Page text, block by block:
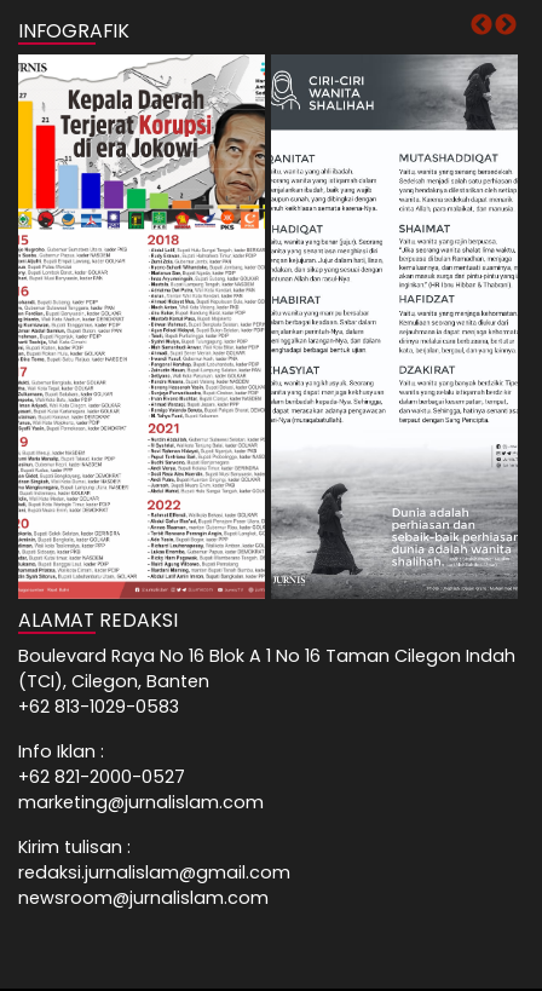
INFOGRAFIK
ALAMAT REDAKSI
Boulevard Raya No 16 Blok A 1 No 16 Taman Cilegon Indah
(TCI), Cilegon, Banten
+62 813-1029-0583
Info Iklan :
+62 821-2000-0527
marketing@jurnalislam.com
Kirim tulisan :
redaksi.jurnalislam@gmail.com
newsroom@jurnalislam.com